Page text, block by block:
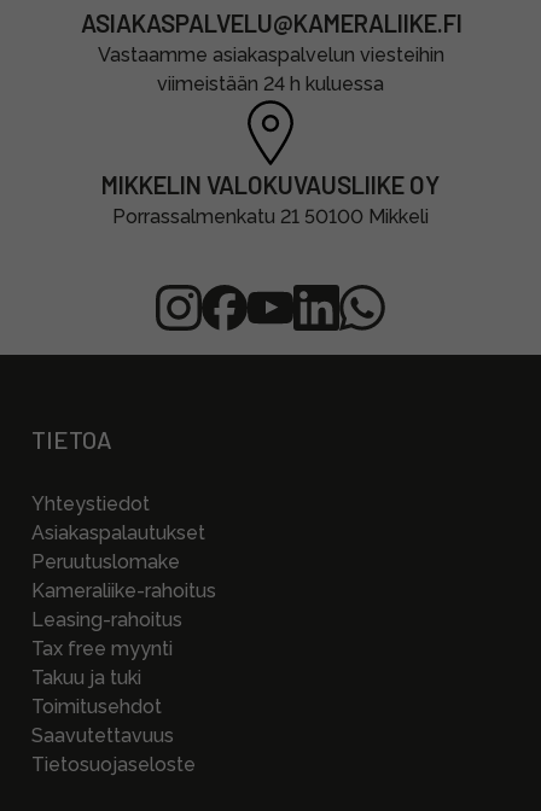
ASIAKASPALVELU@KAMERALIIKE.FI
Vastaamme asiakaspalvelun viesteihin
viimeistään 24 h kuluessa
MIKKELIN VALOKUVAUSLIIKE OY
Porrassalmenkatu 21 50100 Mikkeli
TIETOA
Yhteystiedot
Asiakaspalautukset
Peruutuslomake
Kameraliike-rahoitus
Leasing-rahoitus
Tax free myynti
Takuu ja tuki
Toimitusehdot
Saavutettavuus
Tietosuojaseloste